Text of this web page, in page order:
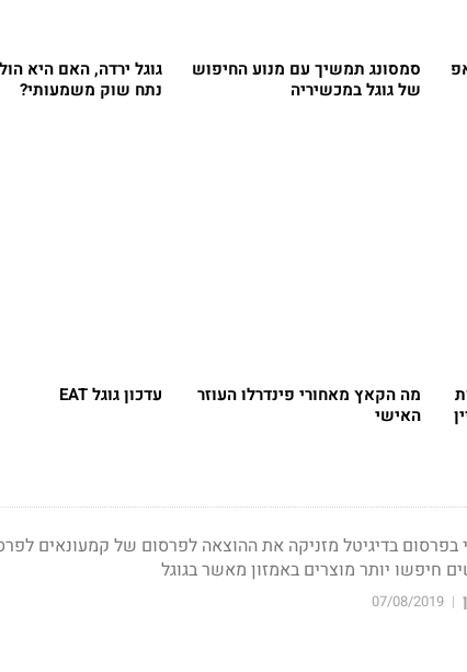
סמסונג תמשיך עם מנוע החיפוש
של גוגל במכשיריה
גוגל ירדה, האם היא
נתח שוק משמעותי?
מה הקאץ מאחורי פינדרלו העוזר
האישי
עדכון גוגל EAT
בדיגיטל מזניקה את ההוצאה לפרסום של קמעונאים
|
07/08/2019